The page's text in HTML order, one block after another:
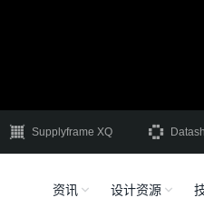
Supplyframe XQ
资讯 设计资源